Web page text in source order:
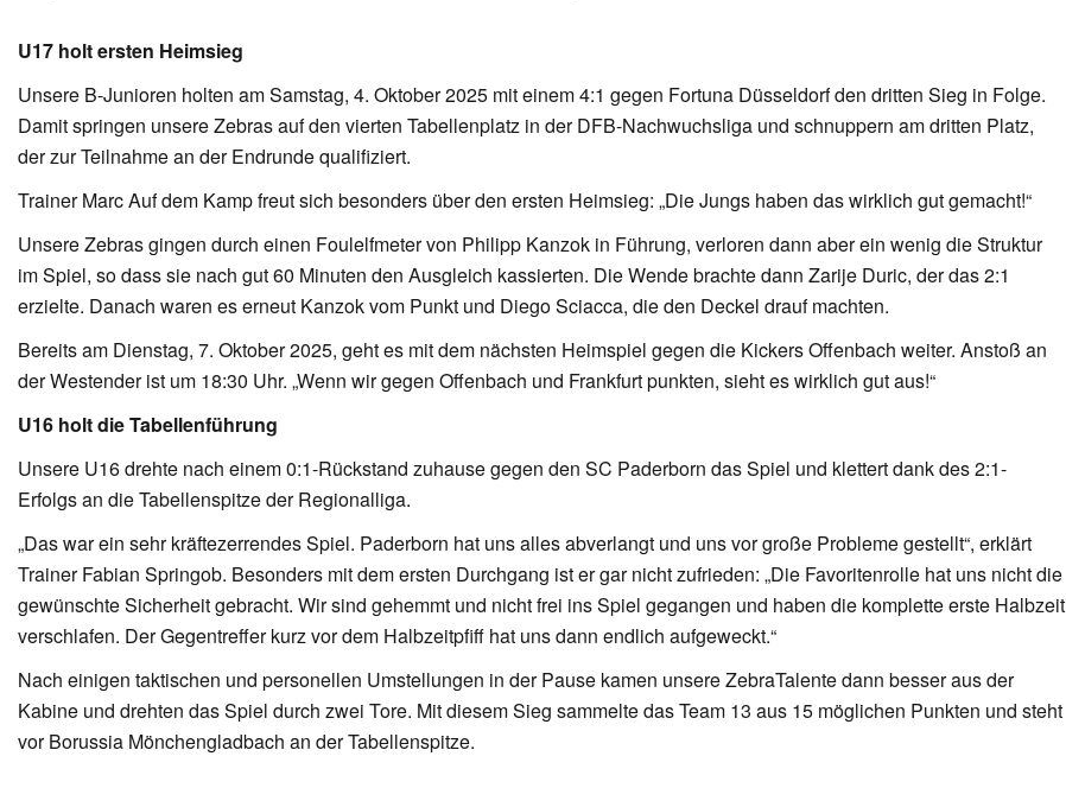
U17 holt ersten Heimsieg
Unsere B-Junioren holten am Samstag, 4. Oktober 2025 mit einem 4:1 gegen Fortuna Düsseldorf den dritten Sieg in Folge.
Damit springen unsere Zebras auf den vierten Tabellenplatz in der DFB-Nachwuchsliga und schnuppern am dritten Platz,
der zur Teilnahme an der Endrunde qualifiziert.
Trainer Marc Auf dem Kamp freut sich besonders über den ersten Heimsieg: „Die Jungs haben das wirklich gut gemacht!“
Unsere Zebras gingen durch einen Foulelfmeter von Philipp Kanzok in Führung, verloren dann aber ein wenig die Struktur
im Spiel, so dass sie nach gut 60 Minuten den Ausgleich kassierten. Die Wende brachte dann Zarije Duric, der das 2:1
erzielte. Danach waren es erneut Kanzok vom Punkt und Diego Sciacca, die den Deckel drauf machten.
Bereits am Dienstag, 7. Oktober 2025, geht es mit dem nächsten Heimspiel gegen die Kickers Offenbach weiter. Anstoß an
der Westender ist um 18:30 Uhr. „Wenn wir gegen Offenbach und Frankfurt punkten, sieht es wirklich gut aus!“
U16 holt die Tabellenführung
Unsere U16 drehte nach einem 0:1-Rückstand zuhause gegen den SC Paderborn das Spiel und klettert dank des 2:1-
Erfolgs an die Tabellenspitze der Regionalliga.
„Das war ein sehr kräftezerrendes Spiel. Paderborn hat uns alles abverlangt und uns vor große Probleme gestellt“, erklärt
Trainer Fabian Springob. Besonders mit dem ersten Durchgang ist er gar nicht zufrieden: „Die Favoritenrolle hat uns nicht die
gewünschte Sicherheit gebracht. Wir sind gehemmt und nicht frei ins Spiel gegangen und haben die komplette erste Halbzeit
verschlafen. Der Gegentreffer kurz vor dem Halbzeitpfiff hat uns dann endlich aufgeweckt.“
Nach einigen taktischen und personellen Umstellungen in der Pause kamen unsere ZebraTalente dann besser aus der
Kabine und drehten das Spiel durch zwei Tore. Mit diesem Sieg sammelte das Team 13 aus 15 möglichen Punkten und steht
vor Borussia Mönchengladbach an der Tabellenspitze.